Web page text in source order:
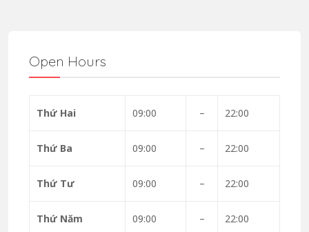
Open Hours
Thứ Hai 09:00 – 22:00
Thứ Ba 09:00 – 22:00
Thứ Tư 09:00 – 22:00
Thứ Năm 09:00 – 22:00